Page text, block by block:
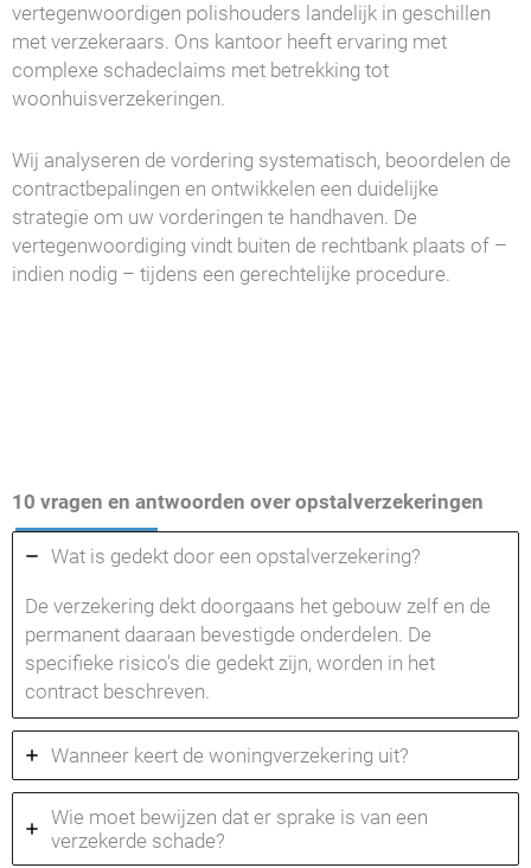
vertegenwoordigen polishouders landelijk in geschillen
met verzekeraars. Ons kantoor heeft ervaring met
complexe schadeclaims met betrekking tot
woonhuisverzekeringen.
Wij analyseren de vordering systematisch, beoordelen de
contractbepalingen en ontwikkelen een duidelijke
strategie om uw vorderingen te handhaven. De
vertegenwoordiging vindt buiten de rechtbank plaats of –
indien nodig – tijdens een gerechtelijke procedure.
10 vragen en antwoorden over opstalverzekeringen
Wat is gedekt door een opstalverzekering?
De verzekering dekt doorgaans het gebouw zelf en de
permanent daaraan bevestigde onderdelen. De
specifieke risico's die gedekt zijn, worden in het
contract beschreven.
Wanneer keert de woningverzekering uit?
Wie moet bewijzen dat er sprake is van een
verzekerde schade?